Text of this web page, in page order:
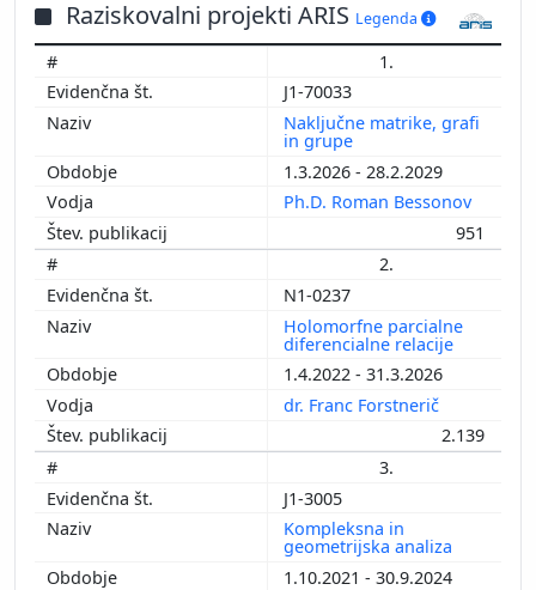
Raziskovalni projekti ARIS Legenda
1.
J1-70033
Naključne matrike, grafi
in grupe
1.3.2026 - 28.2.2029
Ph.D. Roman Bessonov
951
2.
N1-0237
Holomorfne parcialne
diferencialne relacije
1.4.2022 - 31.3.2026
dr. Franc Forstnerič
2.139
3.
J1-3005
Kompleksna in
geometrijska analiza
1.10.2021 - 30.9.2024